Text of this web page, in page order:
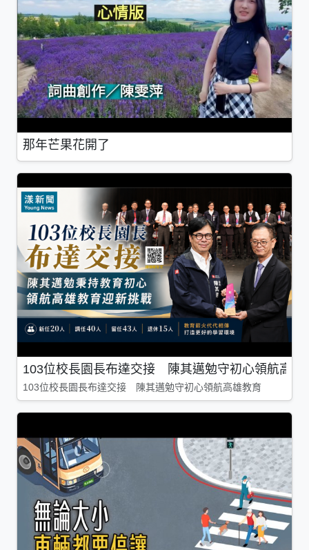
那年芒果花開了
103位校長園長布達交接 陳其邁勉守初心領航高雄
103位校長園長布達交接 陳其邁勉守初心領航高雄教育